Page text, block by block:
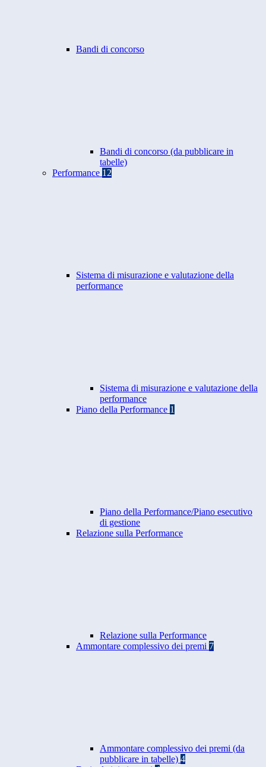
Bandi di concorso
Bandi di concorso (da pubblicare in
tabelle)
Performance 12
Sistema di misurazione e valutazione della
performance
Sistema di misurazione e valutazione della
performance
Piano della Performance 1
Piano della Performance/Piano esecutivo
di gestione
Relazione sulla Performance
Relazione sulla Performance
Ammontare complessivo dei premi 7
Ammontare complessivo dei premi (da
pubblicare in tabelle) 4